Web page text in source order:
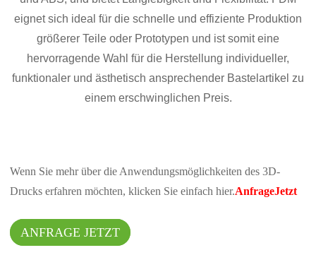
eignet sich ideal für die schnelle und effiziente Produktion
größerer Teile oder Prototypen und ist somit eine
hervorragende Wahl für die Herstellung individueller,
funktionaler und ästhetisch ansprechender Bastelartikel zu
einem erschwinglichen Preis.
Wenn Sie mehr über die Anwendungsmöglichkeiten des 3D-
Drucks erfahren möchten, klicken Sie einfach hier.AnfrageJetzt
ANFRAGE JETZT